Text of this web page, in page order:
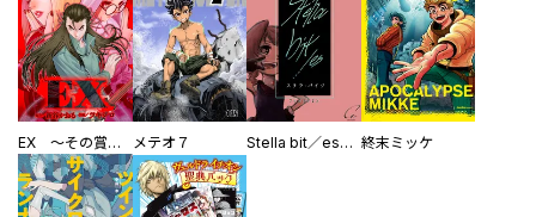
EX ～その賞金稼ぎは、世界の出口を探す～【単行本版】 メテオ７ Stella bit／es【単話版】 終末ミッケ